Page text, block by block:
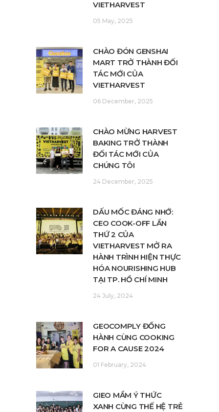
VIETHARVEST
05 May, 2025
CHÀO ĐÓN GENSHAI
MART TRỞ THÀNH ĐỐI
TÁC MỚI CỦA
VIETHARVEST
06 December, 2025
CHÀO MỪNG HARVEST
BAKING TRỞ THÀNH
ĐỐI TÁC MỚI CỦA
CHÚNG TÔI
24 December, 2025
DẤU MỐC ĐÁNG NHỚ:
CEO COOK-OFF LẦN
THỨ 2 CỦA
VIETHARVEST MỞ RA
HÀNH TRÌNH HIỆN THỰC
HÓA NOURISHING HUB
TẠI TP. HỒ CHÍ MINH
24 July, 2024
GEOCOMPLY ĐỒNG
HÀNH CÙNG COOKING
FOR A CAUSE 2024
01 February, 2024
GIEO MẦM Ý THỨC
XANH CÙNG THẾ HỆ TRẺ